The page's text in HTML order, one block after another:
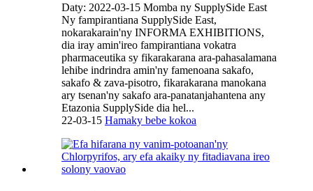
Daty: 2022-03-15 Momba ny SupplySide East
Ny fampirantiana SupplySide East,
nokarakarain'ny INFORMA EXHIBITIONS,
dia iray amin'ireo fampirantiana vokatra
pharmaceutika sy fikarakarana ara-pahasalamana
lehibe indrindra amin'ny famenoana sakafo,
sakafo & zava-pisotro, fikarakarana manokana
ary tsenan'ny sakafo ara-panatanjahantena any
Etazonia SupplySide dia hel...
22-03-15 Hamaky bebe kokoa